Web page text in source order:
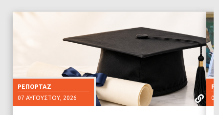
ΡΕΠΟΡΤΆΖ
07 ΑΥΓΟΎΣΤΟΥ, 2026